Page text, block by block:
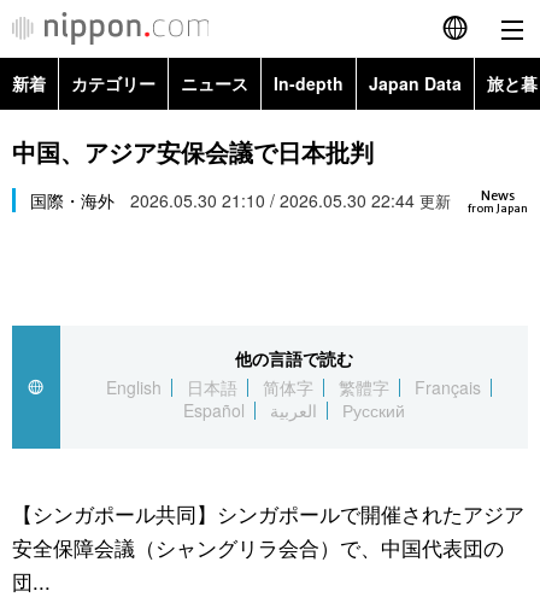
English
繁體字
العربية
社会
文化
旅と暮らし
動画/Live
新着 カテゴリー ニュース In-depth Japan Data 旅と
政治・外交
経済・ビジネス
社会
文化
科学・技術
暮らし
スポーツ・東京2020
Images
お知らせ
中国、アジア安保会議で日本批判
News
from Japan
国際・海外 2026.05.30 21:10 / 2026.05.30 22:44 更新
他の言語で読む
English
日本語 简体字 繁體字
Français
Español
العربية Русский
【シンガポール共同】シンガポールで開催されたアジア
安全保障会議（シャングリラ会合）で、中国代表団の
団...